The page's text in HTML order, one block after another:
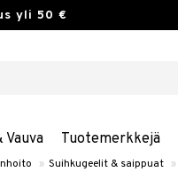
yli 50 €
Vauva Tuotemerkkejä
» Suihkugeelit & saippuat »